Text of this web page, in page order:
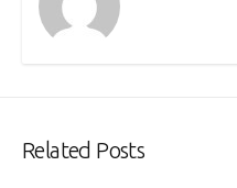
Related Posts